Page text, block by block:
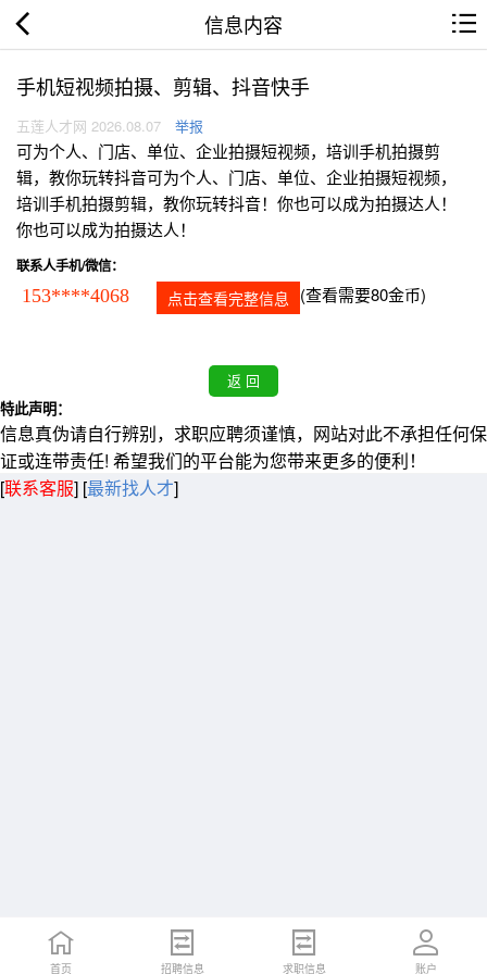
信息内容
手机短视频拍摄、剪辑、抖音快手
五莲人才网 2026.08.07 举报
可为个人、门店、单位、企业拍摄短视频，培训手机拍摄剪
辑，教你玩转抖音可为个人、门店、单位、企业拍摄短视频，
培训手机拍摄剪辑，教你玩转抖音！你也可以成为拍摄达人！
你也可以成为拍摄达人！
联系人手机/微信：
153****4068 点击查看完整信息 (查看需要80金币)
特此声明：
信息真伪请自行辨别，求职应聘须谨慎，网站对此不承担任何保
证或连带责任! 希望我们的平台能为您带来更多的便利！
[联系客服] [最新找人才]
首页 招聘信息 求职信息 账户